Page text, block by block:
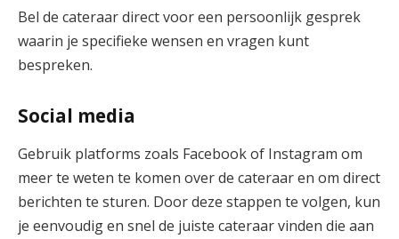
Bel de cateraar direct voor een persoonlijk gesprek
waarin je specifieke wensen en vragen kunt
bespreken.
Social media
Gebruik platforms zoals Facebook of Instagram om
meer te weten te komen over de cateraar en om direct
berichten te sturen. Door deze stappen te volgen, kun
je eenvoudig en snel de juiste cateraar vinden die aan